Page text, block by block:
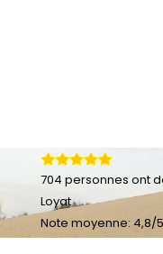
704 personnes ont
Loyat
Note moyenne: 4,8/5